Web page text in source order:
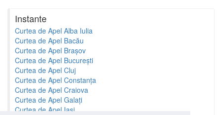
Instante
Curtea de Apel Alba Iulia
Curtea de Apel Bacău
Curtea de Apel Brașov
Curtea de Apel București
Curtea de Apel Cluj
Curtea de Apel Constanța
Curtea de Apel Craiova
Curtea de Apel Galați
Curtea de Apel Iași